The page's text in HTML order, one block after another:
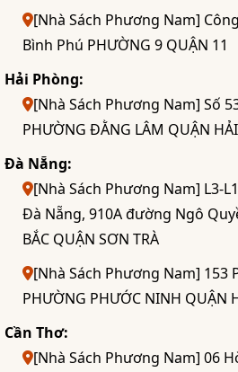
[Nhà Sách Phương Nam]
Bình Phú PHƯỜNG 9 QUẬN 11
Hải Phòng:
[Nhà Sách Phương Nam] Số
PHƯỜNG ĐẰNG LÂM QUẬN
Đà Nẵng:
[Nhà Sách Phương Nam] L3-
Đà Nẵng, 910A đường Ngô
BẮC QUẬN SƠN TRÀ
[Nhà Sách Phương Nam] 153
PHƯỜNG PHƯỚC NINH QUẬN
Cần Thơ:
[Nhà Sách Phương Nam] 06